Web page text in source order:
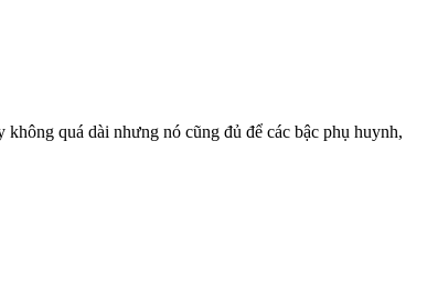
quá dài nhưng nó cũng đủ để các bậc phụ huynh,